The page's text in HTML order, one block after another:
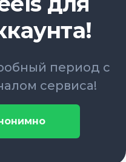
период с
сервиса!